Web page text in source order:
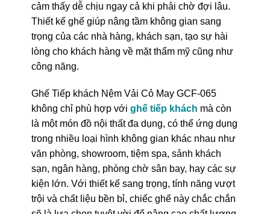
cảm thấy dễ chịu ngay cả khi phải chờ đợi lâu.
Thiết kế ghế giúp nâng tầm không gian sang
trọng của các nhà hàng, khách sạn, tạo sự hài
lòng cho khách hàng về mặt thẩm mỹ cũng như
công năng.
Ghế Tiếp khách Nệm Vải Cỏ May GCF-065
không chỉ phù hợp với ghế tiếp khách mà còn
là một món đồ nội thất đa dụng, có thể ứng dụng
trong nhiều loại hình không gian khác nhau như
văn phòng, showroom, tiệm spa, sảnh khách
sạn, ngân hàng, phòng chờ sân bay, hay các sự
kiện lớn. Với thiết kế sang trọng, tính năng vượt
trội và chất liệu bền bỉ, chiếc ghế này chắc chắn